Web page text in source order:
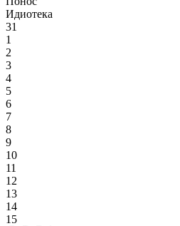
Идиотека
31
1
2
3
4
5
6
7
8
9
10
11
12
13
14
15